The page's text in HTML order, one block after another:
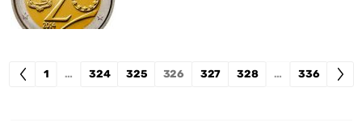
1 … 324 325 326 327 328 … 336